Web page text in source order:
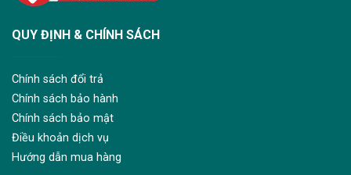
QUY ĐỊNH & CHÍNH SÁCH
Chính sách đổi trả
Chính sách bảo hành
Chính sách bảo mật
Điều khoản dịch vụ
Hướng dẫn mua hàng